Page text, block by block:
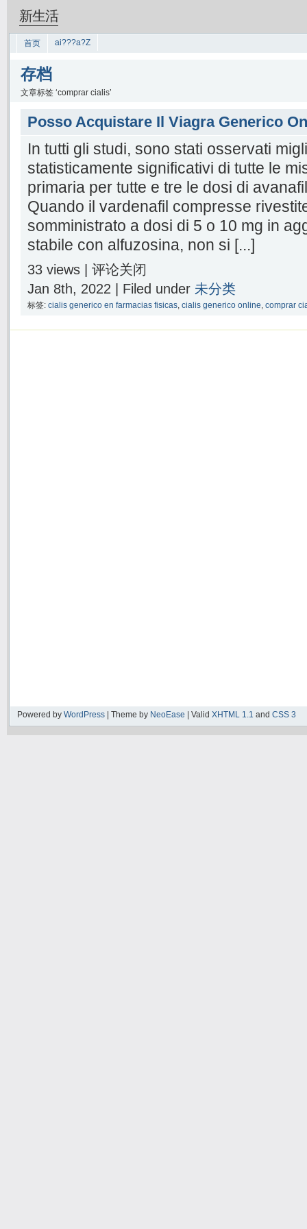
新生活
首页 ai???a?Z
存档
文章标签 ‘comprar cialis’
Posso Acquistare Il Viagra Generico
In tutti gli studi, sono stati osservati
statisticamente significativi di tutte le
primaria per tutte e tre le dosi di
Quando il vardenafil compresse
somministrato a dosi di 5 o 10 mg in
stabile con alfuzosina, non si [...]
33 views | 评论关闭
Jan 8th, 2022 | Filed under 未分类
标签: cialis generico en farmacias fisicas, cialis generico online, comprar
Powered by WordPress | Theme by NeoEase | Valid XHTML 1.1 and CSS 3